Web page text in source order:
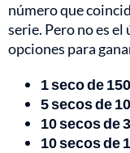
número que
serie. Pero no es
opciones para
1 seco de
5 secos de
10 secos de
10 secos de